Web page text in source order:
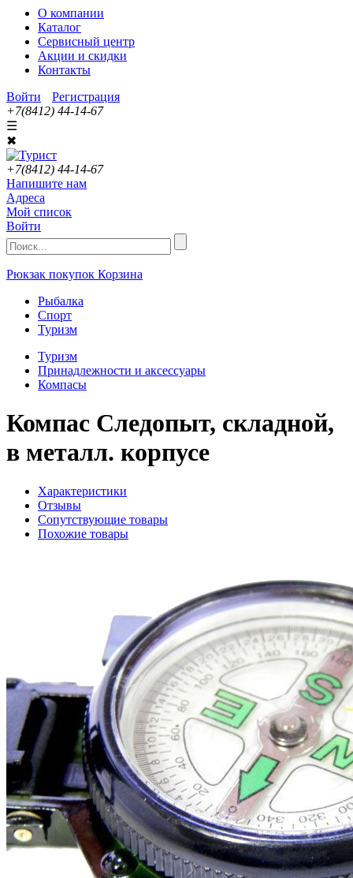
О компании
Каталог
Сервисный центр
Акции и скидки
Контакты
Войти
Регистрация
+7(8412) 44-14-67
☰
✖
+7(8412) 44-14-67
Напишите нам
Адреса
Мой список
Войти
Рюкзак покупок Корзина
Рыбалка
Спорт
Туризм
Туризм
Принадлежности и аксессуары
Компасы
Компас Следопыт, складной,
в металл. корпусе
Характеристики
Отзывы
Сопутствующие товары
Похожие товары